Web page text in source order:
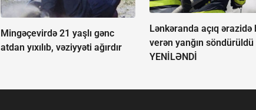
Mingəçevirdə 21 yaşlı gənc
atdan yıxılıb, vəziyyəti ağırdır
Lənkəranda açıq ərazidə
verən yanğın söndürüldü
YENİLƏNDİ